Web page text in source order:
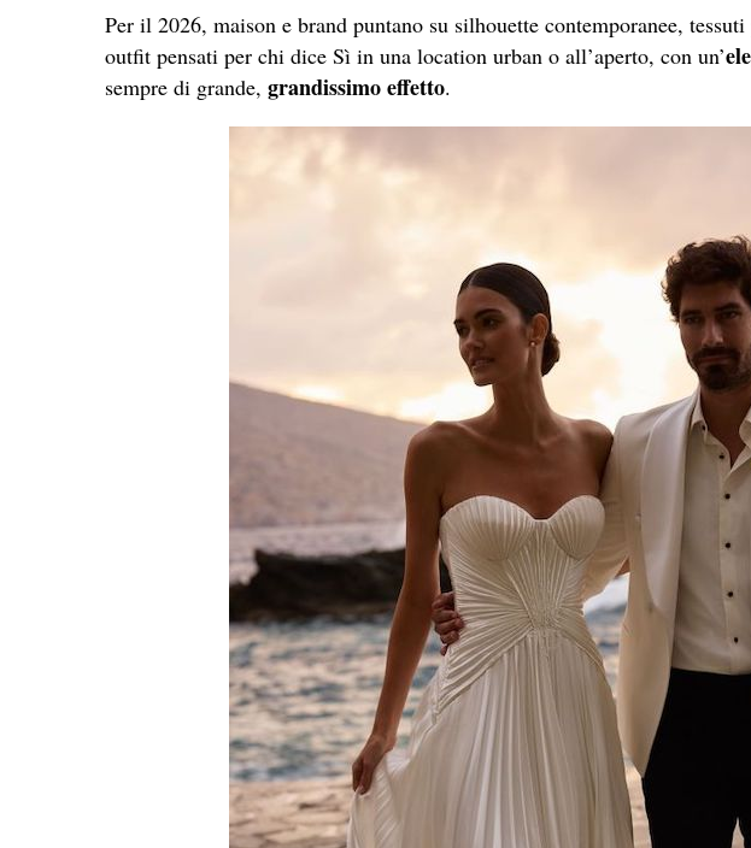
Per il 2026, maison e brand puntano su silhouette contemporanee,
outfit pensati per chi dice Sì in una location urban o all’aperto, con un’
sempre di grande, grandissimo effetto.